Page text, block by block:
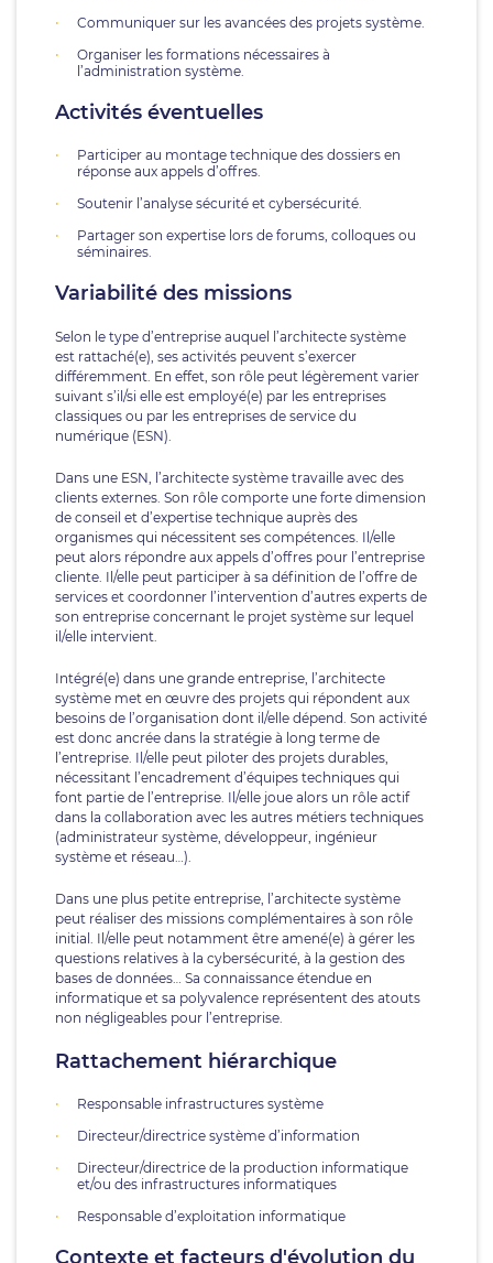
Communiquer sur les avancées des projets système.
Organiser les formations nécessaires à
l’administration système.
Activités éventuelles
Participer au montage technique des dossiers en
réponse aux appels d’offres.
Soutenir l’analyse sécurité et cybersécurité.
Partager son expertise lors de forums, colloques ou
séminaires.
Variabilité des missions
Selon le type d’entreprise auquel l’architecte système
est rattaché(e), ses activités peuvent s’exercer
différemment. En effet, son rôle peut légèrement varier
suivant s’il/si elle est employé(e) par les entreprises
classiques ou par les entreprises de service du
numérique (ESN).
Dans une ESN, l’architecte système travaille avec des
clients externes. Son rôle comporte une forte dimension
de conseil et d’expertise technique auprès des
organismes qui nécessitent ses compétences. Il/elle
peut alors répondre aux appels d’offres pour l’entreprise
cliente. Il/elle peut participer à sa définition de l’offre de
services et coordonner l’intervention d’autres experts de
son entreprise concernant le projet système sur lequel
il/elle intervient.
Intégré(e) dans une grande entreprise, l’architecte
système met en œuvre des projets qui répondent aux
besoins de l’organisation dont il/elle dépend. Son activité
est donc ancrée dans la stratégie à long terme de
l’entreprise. Il/elle peut piloter des projets durables,
nécessitant l’encadrement d’équipes techniques qui
font partie de l’entreprise. Il/elle joue alors un rôle actif
dans la collaboration avec les autres métiers techniques
(administrateur système, développeur, ingénieur
système et réseau…).
Dans une plus petite entreprise, l’architecte système
peut réaliser des missions complémentaires à son rôle
initial. Il/elle peut notamment être amené(e) à gérer les
questions relatives à la cybersécurité, à la gestion des
bases de données… Sa connaissance étendue en
informatique et sa polyvalence représentent des atouts
non négligeables pour l’entreprise.
Rattachement hiérarchique
Responsable infrastructures système
Directeur/directrice système d’information
Directeur/directrice de la production informatique
et/ou des infrastructures informatiques
Responsable d’exploitation informatique
Contexte et facteurs d'évolution du